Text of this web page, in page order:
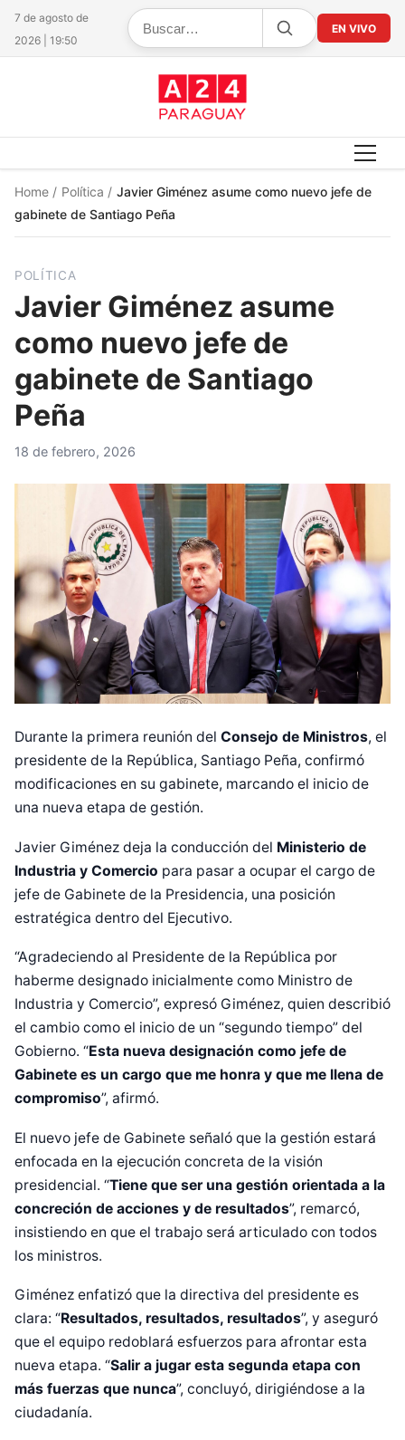
7 de agosto de
2026 | 19:50
EN VIVO
Home / Política / Javier Giménez asume como nuevo jefe de
gabinete de Santiago Peña
POLÍTICA
Javier Giménez asume
como nuevo jefe de
gabinete de Santiago
Peña
18 de febrero, 2026
Durante la primera reunión del Consejo de Ministros, el
presidente de la República, Santiago Peña, confirmó
modificaciones en su gabinete, marcando el inicio de
una nueva etapa de gestión.
Javier Giménez deja la conducción del Ministerio de
Industria y Comercio para pasar a ocupar el cargo de
jefe de Gabinete de la Presidencia, una posición
estratégica dentro del Ejecutivo.
“Agradeciendo al Presidente de la República por
haberme designado inicialmente como Ministro de
Industria y Comercio”, expresó Giménez, quien describió
el cambio como el inicio de un “segundo tiempo” del
Gobierno. “Esta nueva designación como jefe de
Gabinete es un cargo que me honra y que me llena de
compromiso”, afirmó.
El nuevo jefe de Gabinete señaló que la gestión estará
enfocada en la ejecución concreta de la visión
presidencial. “Tiene que ser una gestión orientada a la
concreción de acciones y de resultados”, remarcó,
insistiendo en que el trabajo será articulado con todos
los ministros.
Giménez enfatizó que la directiva del presidente es
clara: “Resultados, resultados, resultados”, y aseguró
que el equipo redoblará esfuerzos para afrontar esta
nueva etapa. “Salir a jugar esta segunda etapa con
más fuerzas que nunca”, concluyó, dirigiéndose a la
ciudadanía.
Diseñado por Shiro